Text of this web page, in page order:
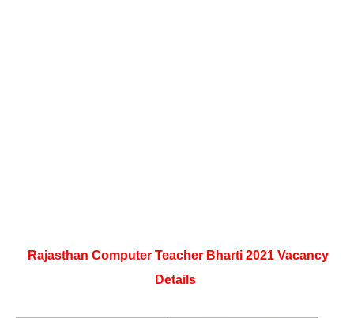
Rajasthan Computer Teacher Bharti 2021 Vacancy
Details